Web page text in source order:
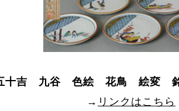
五十吉 九谷 色絵 花鳥 絵変
→ リンクはこちら